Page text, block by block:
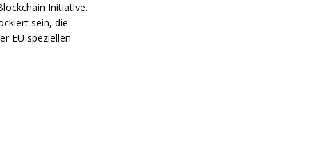
Initiative.
sein, die
EU speziellen